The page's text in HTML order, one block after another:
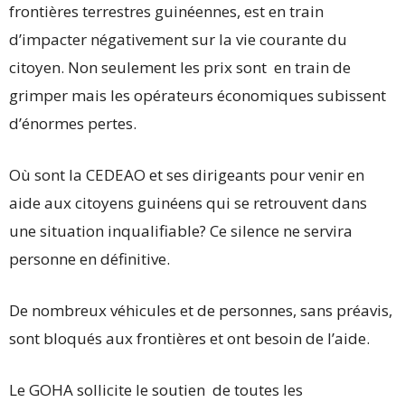
frontières terrestres guinéennes, est en train
d’impacter négativement sur la vie courante du
citoyen. Non seulement les prix sont en train de
grimper mais les opérateurs économiques subissent
d’énormes pertes.
Où sont la CEDEAO et ses dirigeants pour venir en
aide aux citoyens guinéens qui se retrouvent dans
une situation inqualifiable? Ce silence ne servira
personne en définitive.
De nombreux véhicules et de personnes, sans préavis,
sont bloqués aux frontières et ont besoin de l’aide.
Le GOHA sollicite le soutien de toutes les